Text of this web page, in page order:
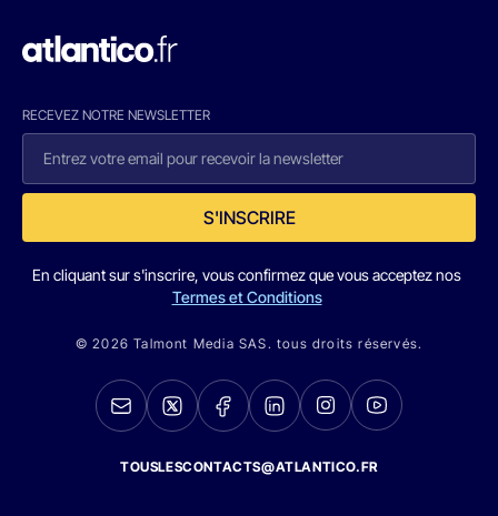
RECEVEZ NOTRE NEWSLETTER
S'INSCRIRE
En cliquant sur s'inscrire, vous confirmez que vous acceptez nos
Termes et Conditions
© 2026 Talmont Media SAS. tous droits réservés.
TOUSLESCONTACTS@ATLANTICO.FR